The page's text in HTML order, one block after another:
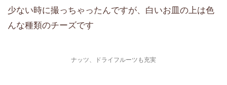
少ない時に撮っちゃったんですが、白いお皿の上は色
んな種類のチーズです
ナッツ、ドライフルーツも充実